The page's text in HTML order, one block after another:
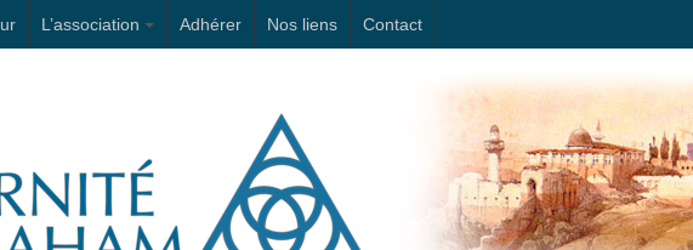
L’association Adhérer Nos liens Contact